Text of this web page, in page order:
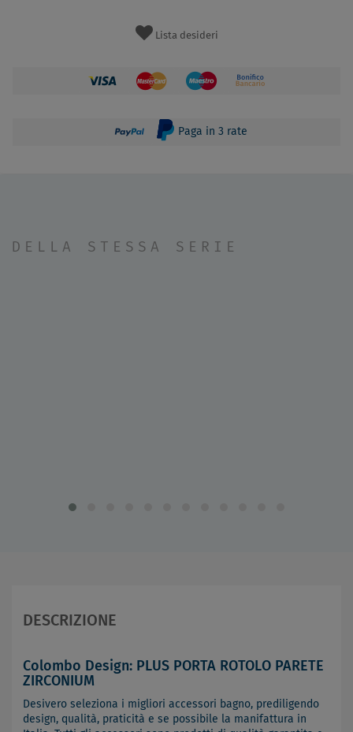
Lista desideri
Paga in 3 rate
DELLA STESSA SERIE
DESCRIZIONE
Colombo Design: PLUS PORTA ROTOLO PARETE
ZIRCONIUM
Desivero seleziona i migliori accessori bagno, prediligendo
design, qualità, praticità e se possibile la manifattura in